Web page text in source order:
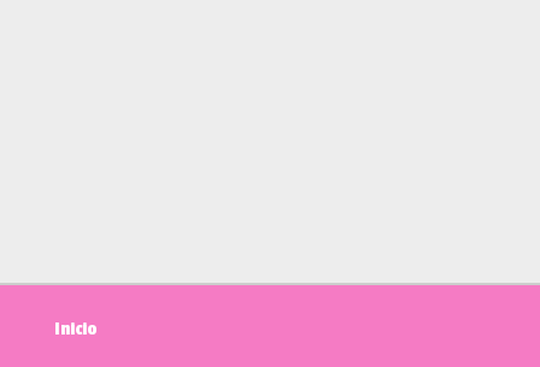
Inicio